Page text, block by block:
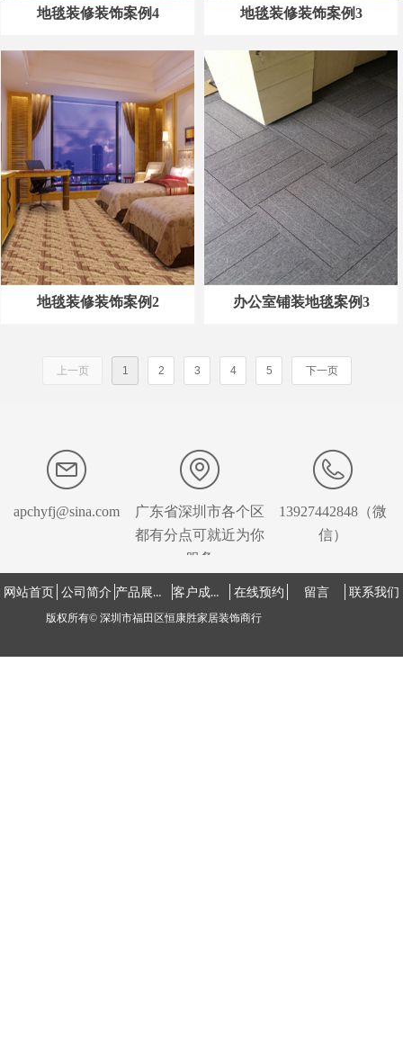
地毯装修装饰案例4 地毯装修装饰案例3
地毯装修装饰案例2 办公室铺装地毯案例3
上一页 1 2 3 4 5 下一页
网站首页 公司简介 产品展示中心 客户成功案例 在线预约 留言 联系我们
版权所有© 深圳市福田区恒康胜家居装饰商行
apchyfj@sina.com
广东省深圳市各个区
都有分点可就近为你
服务
13927442848（微
信）